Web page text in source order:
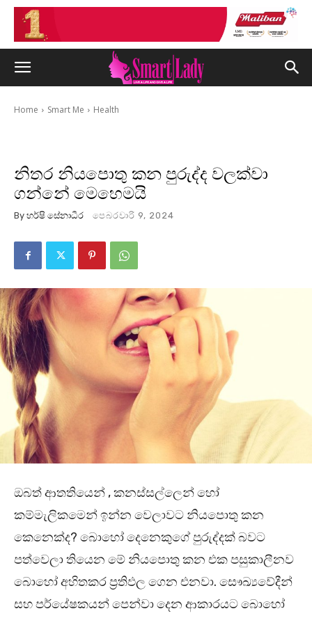
Home Smart Me Health
නිතර නියපොතු කන පුරුද්ද වලක්වා
ගන්නේ මෙහෙමයි
By හර්ෂි සේනාධීර පෙබරවාරි 9, 2024
ඔබත් ආතතියෙන් , කනස්සල්ලෙන් හෝ
කම්මැලිකමෙන් ඉන්න වෙලාවට නියපොතු කන
කෙනෙක්ද? බොහෝ දෙනෙකුගේ පුරුද්දක් බවට
පත්වෙලා තියෙන මේ නියපොතු කන එක පසුකාලීනව
බොහෝ අහිතකර ප්‍රතිඵල ගෙන එනවා. සෞඛ්‍යවේදීන්
සහ පර්යේෂකයන් පෙන්වා දෙන ආකාරයට බොහෝ